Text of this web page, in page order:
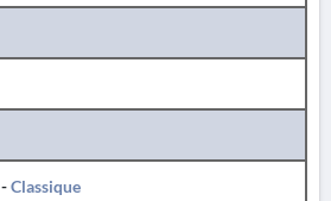
-Classique